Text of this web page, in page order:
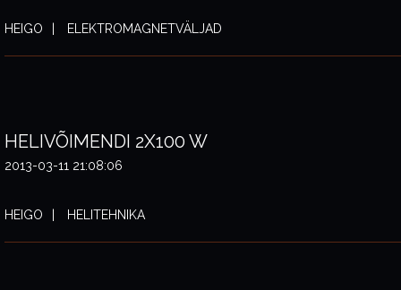
HEIGO ELEKTROMAGNETVÄLJAD
HELIVÕIMENDI 2X100 W
2013-03-11 21:08:06
HEIGO HELITEHNIKA